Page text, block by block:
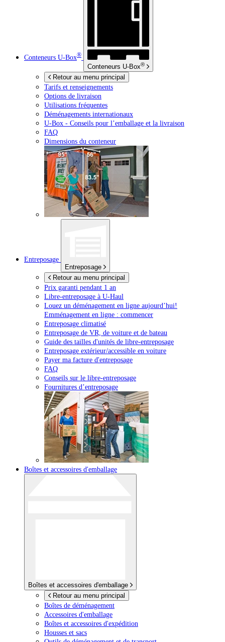
Conteneurs U-Box®
Conteneurs U-Box®
Retour au menu principal
Tarifs et renseignements
Options de livraison
Utilisations fréquentes
Déménagements internationaux
U-Box - Conseils pour l’emballage et la livraison
FAQ
Dimensions du conteneur
Entreposage
Entreposage
Retour au menu principal
Prix garanti pendant 1 an
Libre-entreposage à U-Haul
Louez un déménagement en ligne aujourd’hui!
Emménagement en ligne : commencer
Entreposage climatisé
Entreposage de VR, de voiture et de bateau
Guide des tailles d'unités de libre-entreposage
Entreposage extérieur/accessible en voiture
Payer ma facture d'entreposage
FAQ
Conseils sur le libre-entreposage
Fournitures d’entreposage
Boîtes et accessoires d'emballage
Boîtes et accessoires d'emballage
Retour au menu principal
Boîtes de déménagement
Accessoires d'emballage
Boîtes et accessoires d'expédition
Housses et sacs